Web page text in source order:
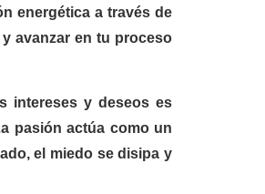
energética a través de
avanzar en tu proceso
intereses y deseos es
pasión actúa como un
el miedo se disipa y